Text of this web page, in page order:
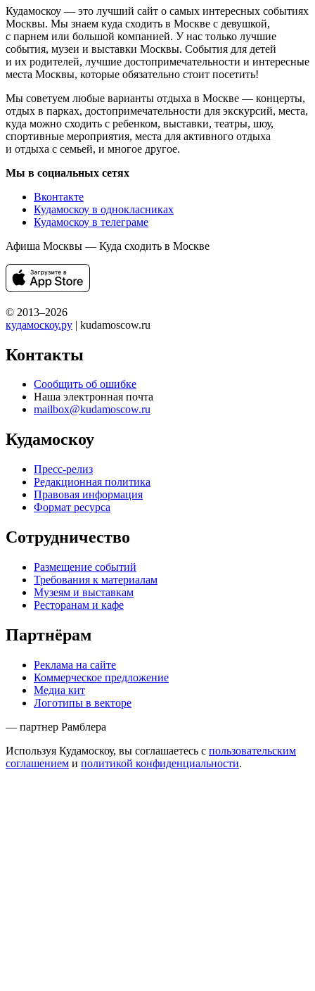
Кудамоскоу — это лучший сайт о самых интересных событиях
Москвы. Мы знаем куда сходить в Москве с девушкой,
с парнем или большой компанией. У нас только лучшие
события, музеи и выставки Москвы. События для детей
и их родителей, лучшие достопримечательности и интересные
места Москвы, которые обязательно стоит посетить!
Мы советуем любые варианты отдыха в Москве — концерты,
отдых в парках, достопримечательности для экскурсий, места,
куда можно сходить с ребенком, выставки, театры, шоу,
спортивные мероприятия, места для активного отдыха
и отдыха с семьей, и многое другое.
Мы в социальных сетях
Вконтакте
Кудамоскоу в однокласниках
Кудамоскоу в телеграме
Афиша Москвы — Куда сходить в Москве
© 2013–2026
кудамоскоу.ру | kudamoscow.ru
Контакты
Сообщить об ошибке
Наша электронная почта
mailbox@kudamoscow.ru
Кудамоскоу
Пресс-релиз
Редакционная политика
Правовая информация
Формат ресурса
Сотрудничество
Размещение событий
Требования к материалам
Музеям и выставкам
Ресторанам и кафе
Партнёрам
Реклама на сайте
Коммерческое предложение
Медиа кит
Логотипы в векторе
— партнер Рамблера
Используя Кудамоскоу, вы соглашаетесь с пользовательским
соглашением и политикой конфиденциальности.